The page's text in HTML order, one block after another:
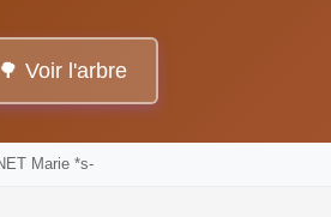
🌳 Voir l'arbre
Marie *s-